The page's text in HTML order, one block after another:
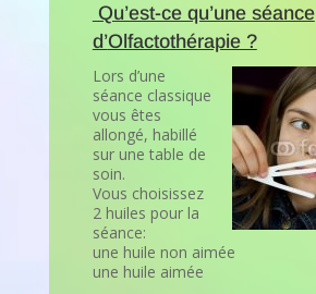
Qu’est-ce qu’une séance
d’Olfactothérapie ?
Lors d’une
séance classique
vous êtes
allongé, habillé
sur une table de
soin.
Vous choisissez
2 huiles pour la
séance:
une huile non aimée
une huile aimée